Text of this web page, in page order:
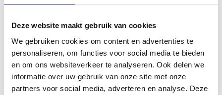
Deze website maakt gebruik van cookies
We gebruiken cookies om content en advertenties te
personaliseren, om functies voor social media te bieden
en om ons websiteverkeer te analyseren. Ook delen we
informatie over uw gebruik van onze site met onze
partners voor social media, adverteren en analyse. Deze
E-mailadres